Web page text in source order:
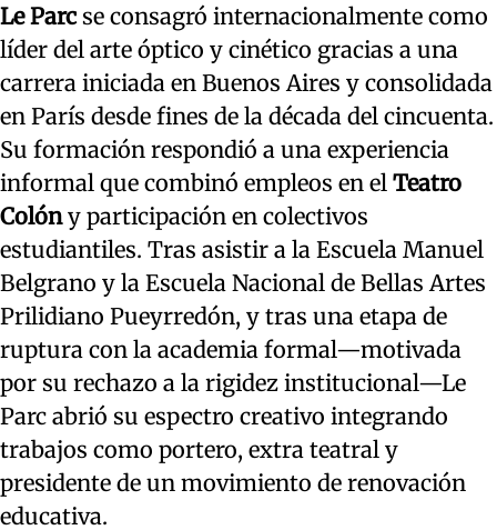
Le Parcse consagró internacionalmente como
líder del arte óptico y cinético gracias a una
carrera iniciada en Buenos Aires y consolidada
en París desde fines de la década del cincuenta.
Su formación respondió a una experiencia
informal que combinó empleos en el Teatro
Colóny participación en colectivos
estudiantiles. Tras asistir a la Escuela Manuel
Belgrano y la Escuela Nacional de Bellas Artes
Prilidiano Pueyrredón, y tras una etapa de
ruptura con la academia formal—motivada
por su rechazo a la rigidez institucional—Le
Parc abrió su espectro creativo integrando
trabajos como portero, extra teatral y
presidente de un movimiento de renovación
educativa.